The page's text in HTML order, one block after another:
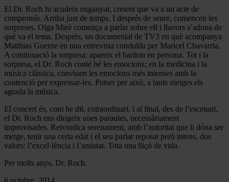
El Dr. Roch hi acudeix enganyat, creient que va a un acte de
compromís. Arriba just de temps. I després de seure, comencen les
sorpreses. Olga Miró comença a parlar sobre ell i llavors s’adona de
què va el tema. Després, un documental de TV3 en què acompanya
Matthias Goerne en una entrevista conduïda per Maricel Chavarria.
A continuació la sorpresa: apareix el baríton en persona. Tot i la
sorpresa, el Dr. Roch conté bé les emocions; en la medicina i la
música clàssica, conviuen les emocions més intenses amb la
contenció per expressar-les. Potser per això, a tants metges els
agrada la música.
El concert és, com he dit, extraordinari, i al final, des de l’escenari,
el Dr. Roch ens dirigeix unes paraules, necessàriament
improvisades. Reivindica serenament, amb l’autoritat que li dóna ser
metge, tenir una certa edat i el seu parlar reposat però intens, dos
valors: l’excel·lència i l’amistat. Tota una lliçó de vida.
Per molts anys, Dr. Roch.
6 octubre, 2014